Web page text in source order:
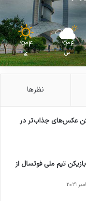
36
℃
س
34
℃
چ
نظرها
عکس‌های جذاب‌تر در
تیم ملی فوتسال از